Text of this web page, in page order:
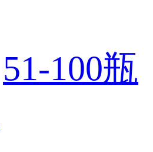
51-100瓶